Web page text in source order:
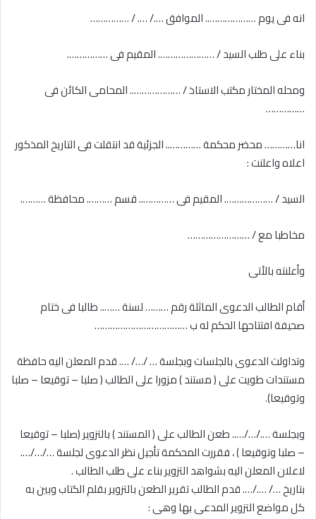
انه فى يوم ……………….. الموافق …./ …. / ……………
بناء على طلب السيد / …………………. المقيم فى …………….
ومحله المختار مكتب الاستاذ / ……………….. المحامى الكائن فى
……………
انا………… محضر محكمة ………….. الجزئية قد انتقلت فى التاريخ المذكور
اعلاه واعلنت :
السيد / ………………. المقيم فى ………….. قسم ………. محافظة ……….
مخاطبا مع / ……………………
وأعلنته بالأتى
أقام الطالب الدعوى الماثلة رقم ……… لسنة …….. طالبا فى ختام
صحيفة افتتاحها الحكم له ب ………………………………
وتداولت الدعوى بالجلسات وبجلسة … /…/ …. قدم المعلن اليه حافظة
مستندات طويت على ( مستند ) مزورا على الطالب ( صلبا – توقيعا – صلبا
وتوقيعا).
وبجلسة …./…/….. طعن الطالب على ( المستند ) بالتزوير (صلبا – توقيعا
– صلبا وتوقيعا ) ، فقررت المحكمة تأجيل نظر الدعوى لجلسة …/…/….
لاعلان المعلن اليه بشواهد التزوير بناء على طلب الطالب .
بتاريخ …/ …./…. قدم الطالب تقرير الطعن بالتزوير بقلم الكتاب وبين به
كل مواضع التزوير المدعى بها وهى :